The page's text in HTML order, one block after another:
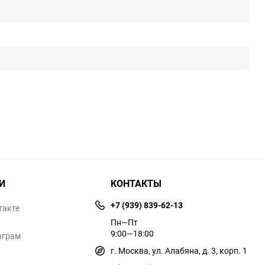
КОНТАКТЫ
+7 (939) 839-62-13
Пн—Пт
9:00—18:00
г. Москва, ул. Алабяна, д. 3, корп. 1